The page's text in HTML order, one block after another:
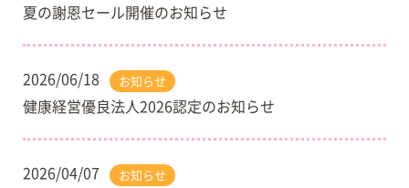
夏の謝恩セール開催のお知らせ
2026/06/18 お知らせ
健康経営優良法人2026認定のお知らせ
2026/04/07 お知らせ